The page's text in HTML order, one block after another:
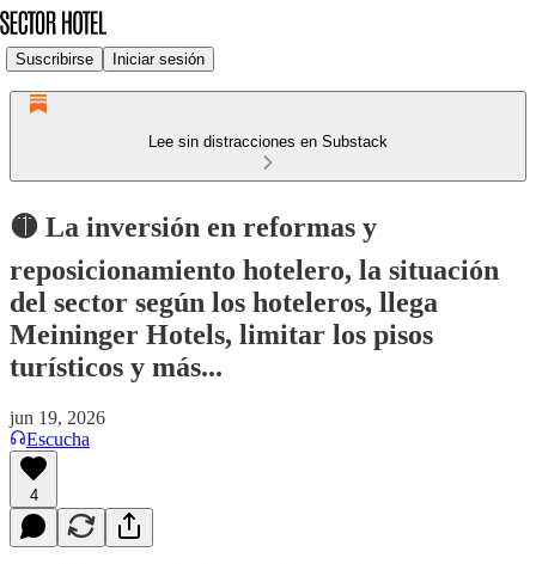
Suscribirse Iniciar sesión
Lee sin distracciones en Substack
🟡 La inversión en reformas y
reposicionamiento hotelero, la situación
del sector según los hoteleros, llega
Meininger Hotels, limitar los pisos
turísticos y más...
jun 19, 2026
Escucha
4